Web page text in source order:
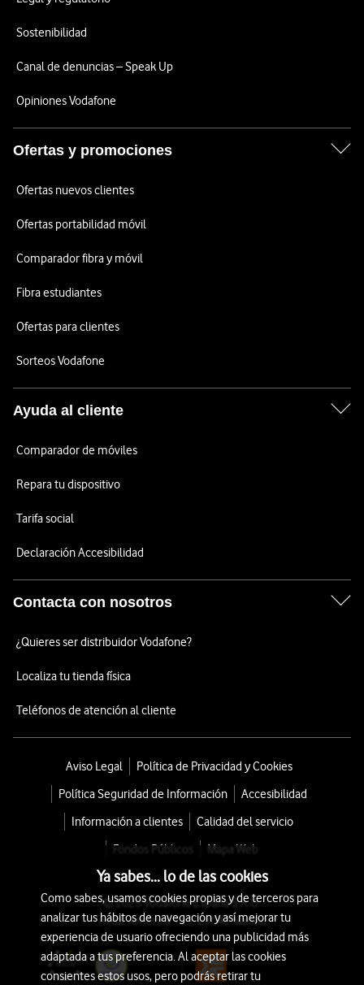
Sostenibilidad
Canal de denuncias – Speak Up
Opiniones Vodafone
Ofertas y promociones
Ofertas nuevos clientes
Ofertas portabilidad móvil
Comparador fibra y móvil
Fibra estudiantes
Ofertas para clientes
Sorteos Vodafone
Ayuda al cliente
Comparador de móviles
Repara tu dispositivo
Tarifa social
Declaración Accesibilidad
Contacta con nosotros
¿Quieres ser distribuidor Vodafone?
Localiza tu tienda física
Teléfonos de atención al cliente
Aviso Legal
Política de Privacidad y Cookies
Política Seguridad de Información
Accesibilidad
Información a clientes
Calidad del servicio
Fondos Públicos
Mapa Web
© 2026 Vodafone España S.A.U.
Avda. América 115, 28042 Madrid
Ya sabes... lo de las cookies
Como sabes, usamos cookies propias y de terceros para
analizar tus hábitos de navegación y así mejorar tu
experiencia de usuario ofreciendo una publicidad más
adaptada a tus preferencia. Al aceptar las cookies
consientes estos usos, pero podrás retirar tu